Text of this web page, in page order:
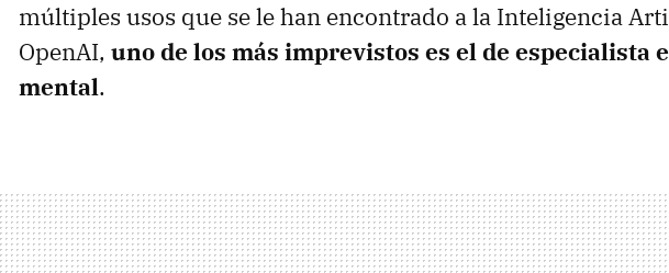
múltiples usos que se le han encontrado a la Inteligencia
OpenAI, uno de los más imprevistos es el de especialista
mental.